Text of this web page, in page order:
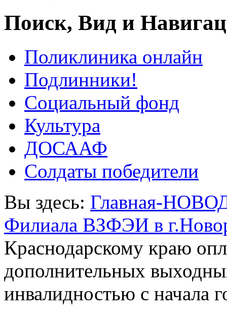
Поиск, Вид и
Поликлиника онлайн
Подлинники!
Социальный фонд
Культура
ДОСААФ
Солдаты победители
Вы здесь: Главная-
Филиала ВЗФЭИ в
Краснодарскому краю
дополнительных
инвалидностью с начала